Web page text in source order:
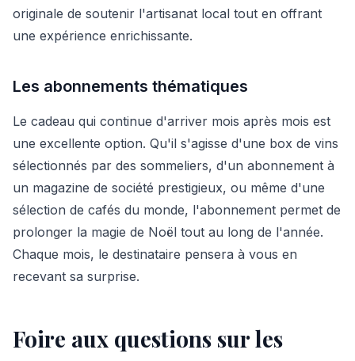
originale de soutenir l'artisanat local tout en offrant
une expérience enrichissante.
Les abonnements thématiques
Le cadeau qui continue d'arriver mois après mois est
une excellente option. Qu'il s'agisse d'une box de vins
sélectionnés par des sommeliers, d'un abonnement à
un magazine de société prestigieux, ou même d'une
sélection de cafés du monde, l'abonnement permet de
prolonger la magie de Noël tout au long de l'année.
Chaque mois, le destinataire pensera à vous en
recevant sa surprise.
Foire aux questions sur les